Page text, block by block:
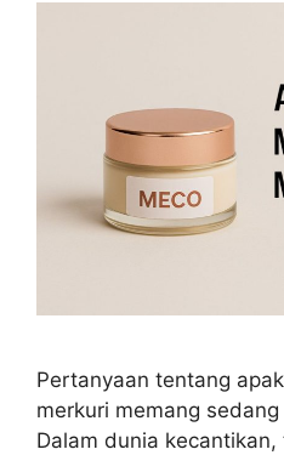
Pertanyaan tentang
merkuri memang
Dalam dunia